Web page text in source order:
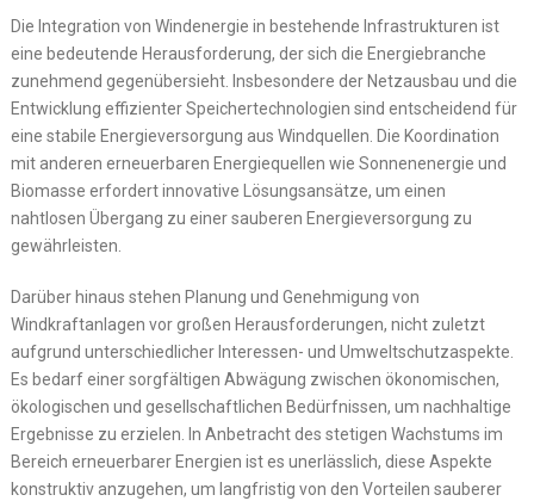
Die Integration von Windenergie in bestehende Infrastrukturen ist
eine bedeutende Herausforderung, der sich die Energiebranche
zunehmend gegenübersieht. Insbesondere der Netzausbau und die
Entwicklung effizienter Speichertechnologien sind entscheidend für
eine stabile Energieversorgung aus Windquellen. Die Koordination
mit anderen erneuerbaren Energiequellen wie Sonnenenergie und
Biomasse erfordert innovative Lösungsansätze, um einen
nahtlosen Übergang zu einer sauberen Energieversorgung zu
gewährleisten.
Darüber hinaus stehen Planung und Genehmigung von
Windkraftanlagen vor großen Herausforderungen, nicht zuletzt
aufgrund unterschiedlicher Interessen- und Umweltschutzaspekte.
Es bedarf einer sorgfältigen Abwägung zwischen ökonomischen,
ökologischen und gesellschaftlichen Bedürfnissen, um nachhaltige
Ergebnisse zu erzielen. In Anbetracht des stetigen Wachstums im
Bereich erneuerbarer Energien ist es unerlässlich, diese Aspekte
konstruktiv anzugehen, um langfristig von den Vorteilen sauberer